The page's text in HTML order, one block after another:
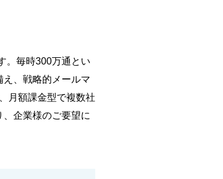
。毎時300万通とい
、戦略的メールマ
月額課金型で複数社
企業様のご要望に